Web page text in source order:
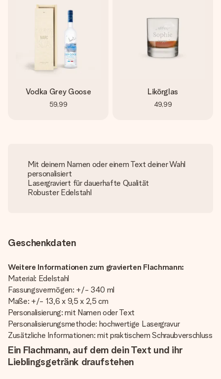
Vodka Grey Goose
59,99
Likörglas
49,99
Mit deinem Namen oder einem Text deiner Wahl
personalisiert
Lasergraviert für dauerhafte Qualität
Robuster Edelstahl
Geschenkdaten
Weitere Informationen zum gravierten Flachmann:
Material: Edelstahl
Fassungsvermögen: +/- 340 ml
Maße: +/- 13,6 x 9,5 x 2,5 cm
Personalisierung: mit Namen oder Text
Personalisierungsmethode: hochwertige Lasergravur
Zusätzliche Informationen: mit praktischem Schraubverschluss
Ein Flachmann, auf dem dein Text und ihr
Lieblingsgetränk draufstehen